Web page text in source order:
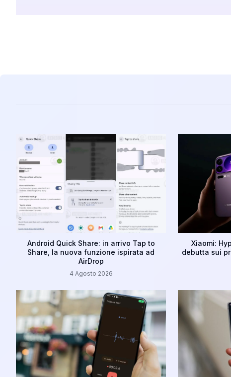
Android Quick Share: in arrivo Tap to
Share, la nuova funzione ispirata ad
AirDrop
4 Agosto 2026
Xiaomi:
debutta sui